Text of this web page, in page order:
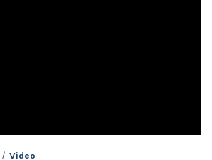
/ Video